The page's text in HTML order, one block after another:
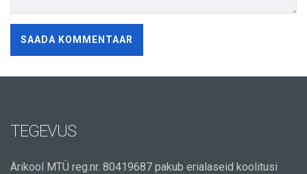
TEGEVUS
Ärikool MTÜ reg.nr. 80419687 pakub erialaseid koolitusi